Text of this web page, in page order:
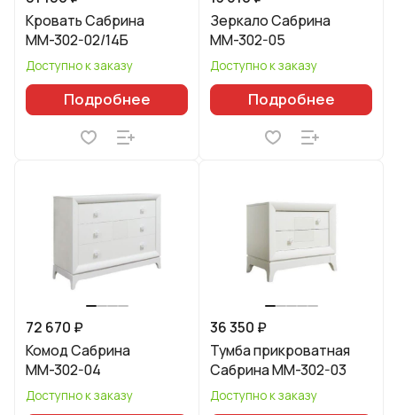
Кровать Сабрина
ММ-302-02/14Б
Доступно к заказу
Подробнее
Зеркало Сабрина
ММ-302-05
Доступно к заказу
Подробнее
72 670 ₽
Комод Сабрина
ММ-302-04
Доступно к заказу
36 350 ₽
Тумба прикроватная
Сабрина ММ-302-03
Доступно к заказу